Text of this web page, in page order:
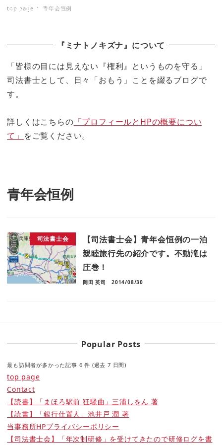
ミナトノキズナ
top page 青年会恒例
『ミナトノキズナ』について
「皆様の目には見えない『権利』というものを守る」
司法書士として、日々「おもう」ことを綴るブログで
す。
詳しくはこちらの 「プロフィールとHPの概要につい
て」 をご覧ください。
青年会恒例
司法書士会
【司法書士会】青年会恒例の一泊
親睦旅行先の紹介です。不動滝は
圧巻！
岡田 英司 2014/08/30
Popular Posts
最も訪問者が多かった記事 6 件 (過去 7 日間)
top page
Contact
【読書】「まほろ駅前 狂騒曲」三浦しをん 著
【読書】「銀行仕置人」池井戸 潤 著
当事務所HPプライバシーポリシー
【司法書士会】「年次制研修」を受けてきたので研修ログを書